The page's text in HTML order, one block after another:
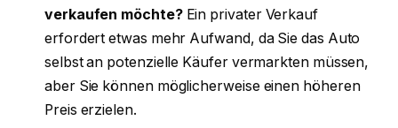
verkaufen möchte?Ein privater Verkauf
erfordert etwas mehr Aufwand, da Sie das Auto
selbst an potenzielle Käufer vermarkten müssen,
aber Sie können möglicherweise einen höheren
Preis erzielen.